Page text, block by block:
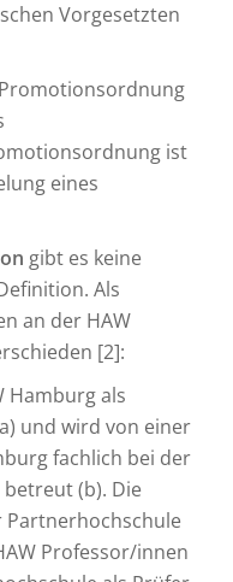
Vorgesetzten
ist
eines
gibt es keine
Als
an der HAW
[2]:
Hamburg als
und wird von einer
fachlich bei der
(b). Die
Professor/innen